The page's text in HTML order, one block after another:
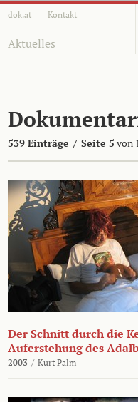
dok.at Kontakt
Aktuelles
539 Einträge / Seite 5 von
Der Schnitt durch die
Auferstehung des
2003 / Kurt Palm